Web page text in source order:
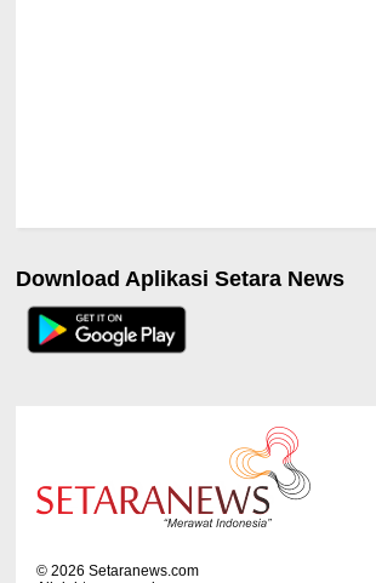
Download Aplikasi Setara News
©2026 Setaranews.com